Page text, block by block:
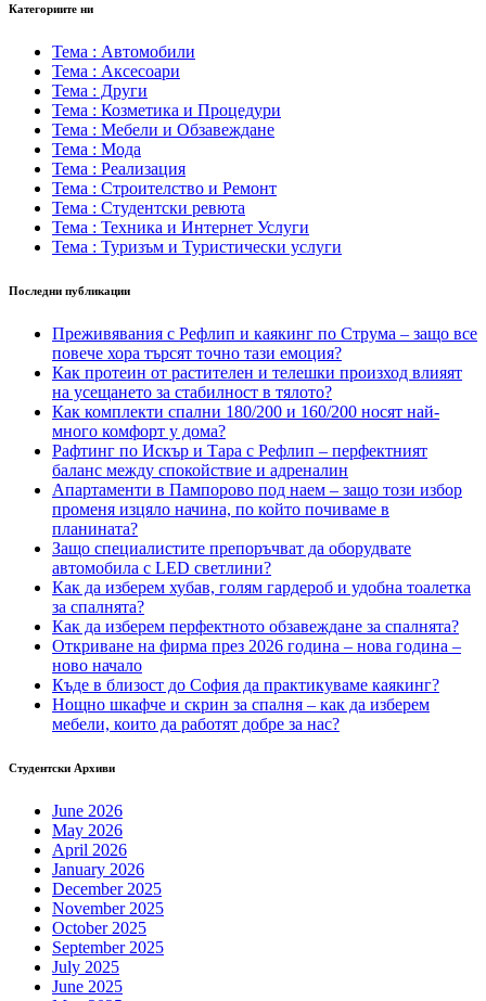
Категориите ни
Тема : Автомобили
Тема : Аксесоари
Тема : Други
Тема : Козметика и Процедури
Тема : Мебели и Обзавеждане
Тема : Мода
Тема : Реализация
Тема : Строителство и Ремонт
Тема : Студентски ревюта
Тема : Техника и Интернет Услуги
Тема : Туризъм и Туристически услуги
Последни публикации
Преживявания с Рефлип и каякинг по Струма – защо все
повече хора търсят точно тази емоция?
Как протеин от растителен и телешки произход влияят
на усещането за стабилност в тялото?
Как комплекти спални 180/200 и 160/200 носят най-
много комфорт у дома?
Рафтинг по Искър и Тара с Рефлип – перфектният
баланс между спокойствие и адреналин
Апартаменти в Пампорово под наем – защо този избор
променя изцяло начина, по който почиваме в
планината?
Защо специалистите препоръчват да оборудвате
автомобила с LED светлини?
Как да изберем хубав, голям гардероб и удобна тоалетка
за спалнята?
Как да изберем перфектното обзавеждане за спалнята?
Откриване на фирма през 2026 година – нова година –
ново начало
Къде в близост до София да практикуваме каякинг?
Нощно шкафче и скрин за спалня – как да изберем
мебели, които да работят добре за нас?
Студентски Архиви
June 2026
May 2026
April 2026
January 2026
December 2025
November 2025
October 2025
September 2025
July 2025
June 2025